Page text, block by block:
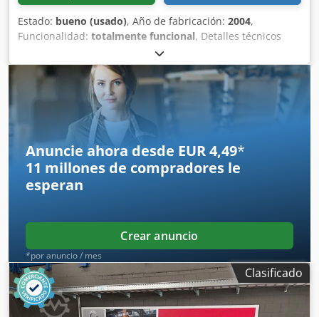
Estado: bueno (usado), Año de fabricación: 2004,
Funcionalidad: totalmente funcional, Detalles técnicos
Dedezruwlopfx Achjwa Recorrido eje x: 620 mm Recorrido
eje y: 420 mm Recorrido eje z: 400 mm Control: Heidenhain
TNC 410M Superficie de la mesa: 800 x 400 mm
Portaherramientas: ISO 40 Velocidades del husillo -
infinitamente variable: 50 - 4000 rpm Motor principal: 5,5
kW Requisito total de potencia: kW Peso de la máquina
aprox.: 2,1 t Dimensiones aprox.: m Información adicional
* Control CNC HEIDENHAIN TNC 410M * Sistema de
refrigeración * Lámpara de máquina
Anuncie ahora desde EUR 4,49*
11 millones de compradores le
esperan
Crear anuncio
*por anuncio / mes
Clasificado